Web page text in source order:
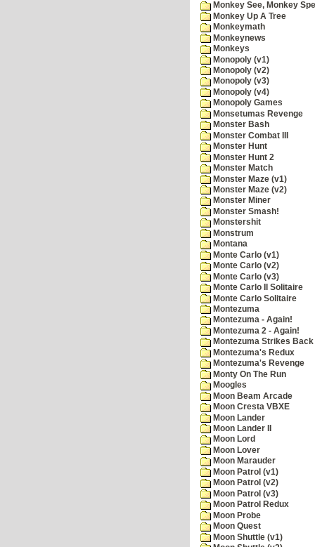
Monkey See, Monkey
Monkey Up A Tree
Monkeymath
Monkeynews
Monkeys
Monopoly (v1)
Monopoly (v2)
Monopoly (v3)
Monopoly (v4)
Monopoly Games
Monsetumas Revenge
Monster Bash
Monster Combat III
Monster Hunt
Monster Hunt 2
Monster Match
Monster Maze (v1)
Monster Maze (v2)
Monster Miner
Monster Smash!
Monstershit
Monstrum
Montana
Monte Carlo (v1)
Monte Carlo (v2)
Monte Carlo (v3)
Monte Carlo II Solitaire
Monte Carlo Solitaire
Montezuma
Montezuma - Again!
Montezuma 2 - Again!
Montezuma Strikes Back
Montezuma's Redux
Montezuma's Revenge
Monty On The Run
Moogles
Moon Beam Arcade
Moon Cresta VBXE
Moon Lander
Moon Lander II
Moon Lord
Moon Lover
Moon Marauder
Moon Patrol (v1)
Moon Patrol (v2)
Moon Patrol (v3)
Moon Patrol Redux
Moon Probe
Moon Quest
Moon Shuttle (v1)